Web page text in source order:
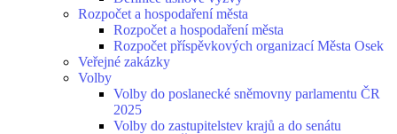
Rozpočet a hospodaření města
Rozpočet a hospodaření města
Rozpočet příspěvkových organizací Města Osek
Veřejné zakázky
Volby
Volby do poslanecké sněmovny parlamentu ČR
2025
Volby do zastupitelstev krajů a do senátu